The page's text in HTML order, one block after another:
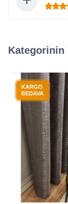
Kategorinin
KARGO
BEDAVA